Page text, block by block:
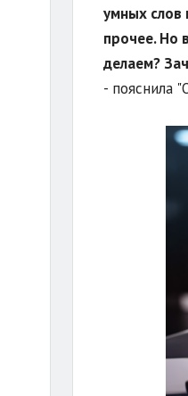
умных слов
прочее. Но
делаем?
- пояснила